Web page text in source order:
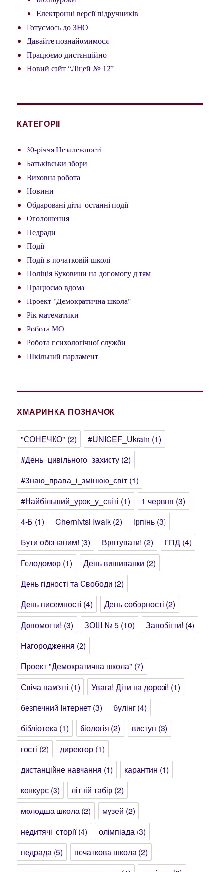
Електронні версії підручників
Готуємось до ЗНО
Давайте познайомимося!
Працюємо дистанційно
Новий сайт “Ліцей № 12”
КАТЕГОРІЇ
30-річчя Незалежності
Батьківськи збори
Виховна робота
Новини
Обдаровані діти: останні події
Оголошення
Педради
Події
Події в початковій школі
Поліція Буковини на допомогу дітям
Працюємо вдома
Проект "Демократична школа"
Рік математики
Робота МО
Робота психологічної служби
Шкільний парламент
ХМАРИНКА ПОЗНАЧОК
"СОНЕЧКО" (2) #UNICEF_Ukrain (1)
#День_цивільного_захисту (2)
#Знаю_права_і_змінюю_світ (1)
#Найбільший_урок_у_світі (1) 1 червня (3)
4-Б (1) Chernivtsi Iwalk (2) Ірпінь (3)
Бути обізнаним! (3) Врятувати! (2) ГПД (4)
Голодомор (1) День вишиванки (2)
День гідності та Свободи (2)
День писемності (4) День соборності (2)
Допомогти! (3) ЗОШ № 5 (10) Запобігти! (4)
Нагородження (2)
Проект "Демократична школа" (7)
Свіча пам'яті (1) Увага! Діти на дорозі! (1)
безпечний Інтернет (3) булінг (4)
бібліотека (1) біологія (2) виступ (3)
гості (2) директор (1)
дистанційне навчання (1) карантин (1)
конкурс (3) літній табір (2)
молодша школа (2) музей (2)
недитячі історії(4) олімпіада (3)
педрада (5) початкова школа (2)